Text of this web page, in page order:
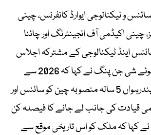
و ٹیکنالوجی ایوارڈ کانفرنس، چینی
چینی اکیڈمی آف انجینئرنگ اور چائنا
اینڈ ٹیکنالوجی کے مشترکہ اجلاس
سے خطاب کرتے ہوئے شی جن پنگ نے کہا کہ 2026 سے
2030 پر مشتمل پندرہواں 5 سالہ منصوبہ چین کو سائنس اور
قیادت کی جانب لے جانے کا فیصلہ کن
نے کہا کہ ملک کو اس تاریخی موقع سے